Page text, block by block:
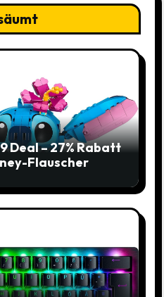
Deal – 27% Rabatt
Flauscher